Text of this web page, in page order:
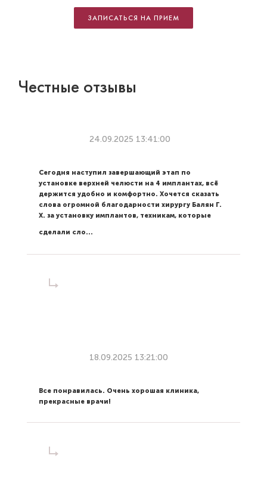
ЗАПИСАТЬСЯ НА ПРИЕМ
Честные отзывы
24.09.2025 13:41:00
Сегодня наступил завершающий этап по
установке верхней челюсти на 4 имплантах, всё
держится удобно и комфортно. Хочется сказать
слова огромной благодарности хирургу Балян Г.
Х. за установку имплантов, техникам, которые
сделали сло...
18.09.2025 13:21:00
Все понравилась. Очень хорошая клиника,
прекрасные врачи!